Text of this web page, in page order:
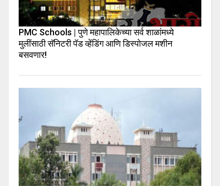
PMC Schools | पुणे महापालिकेच्या सर्व शाळांमध्ये
मुलींसाठी सॅनिटरी पॅड व्हेंडिंग आणि डिस्पोजल मशीन
बसवणार!